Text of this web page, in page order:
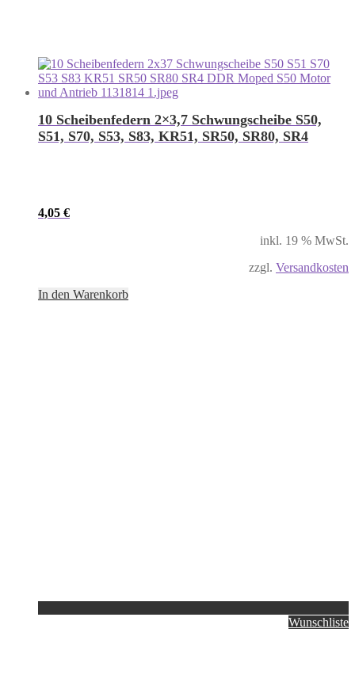
10 Scheibenfedern 2×3,7 Schwungscheibe S50,
S51, S70, S53, S83, KR51, SR50, SR80, SR4
4,05 €
inkl. 19 % MwSt.
zzgl. Versandkosten
In den Warenkorb
Wunschliste